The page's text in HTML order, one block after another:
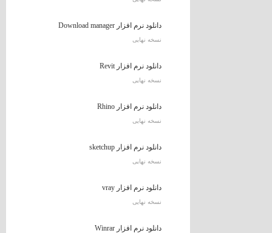
دانلود نرم افزار Download manager
نسخه نهایی
دانلود نرم افزار Revit
نسخه نهایی
دانلود نرم افزار Rhino
نسخه نهایی
دانلود نرم افزار sketchup
نسخه نهایی
دانلود نرم افزار vray
نسخه نهایی
دانلود نرم افزار Winrar